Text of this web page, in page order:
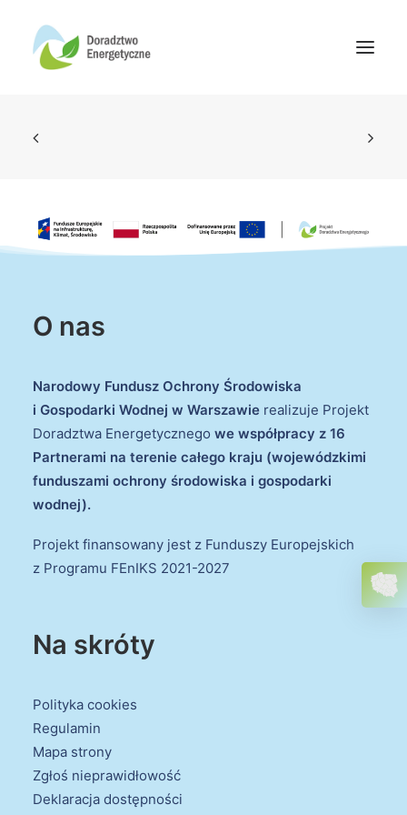
Oferta doradców
Oferta finansowania
Kontakt
Wyszukiwanie
O nas
Narodowy Fundusz Ochrony Środowiska
i Gospodarki Wodnej w Warszawie realizuje Projekt
Doradztwa Energetycznego we współpracy z 16
Partnerami na terenie całego kraju (wojewódzkimi
funduszami ochrony środowiska i gospodarki
wodnej).
Projekt finansowany jest z Funduszy Europejskich
z Programu FEnIKS 2021-2027
Na skróty
Polityka cookies
Regulamin
Mapa strony
Zgłoś nieprawidłowość
Deklaracja dostępności